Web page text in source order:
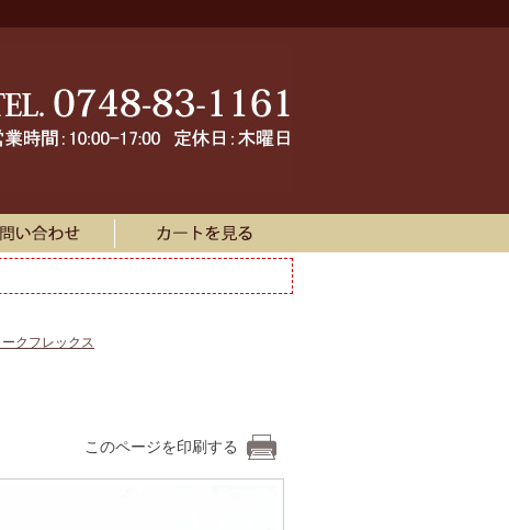
クフレックス
このページを印刷する